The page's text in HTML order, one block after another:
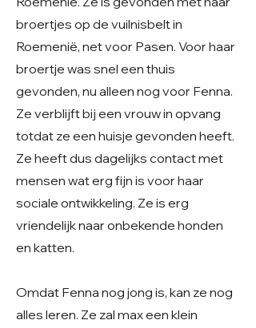
broertjes op de vuilnisbelt in
Roemenië, net voor Pasen. Voor haar
broertje was snel een thuis
gevonden, nu alleen nog voor Fenna.
Ze verblijft bij een vrouw in opvang
totdat ze een huisje gevonden heeft.
Ze heeft dus dagelijks contact met
mensen wat erg fijn is voor haar
sociale ontwikkeling. Ze is erg
vriendelijk naar onbekende honden
en katten.
Omdat Fenna nog jong is, kan ze nog
alles leren. Ze zal max een klein